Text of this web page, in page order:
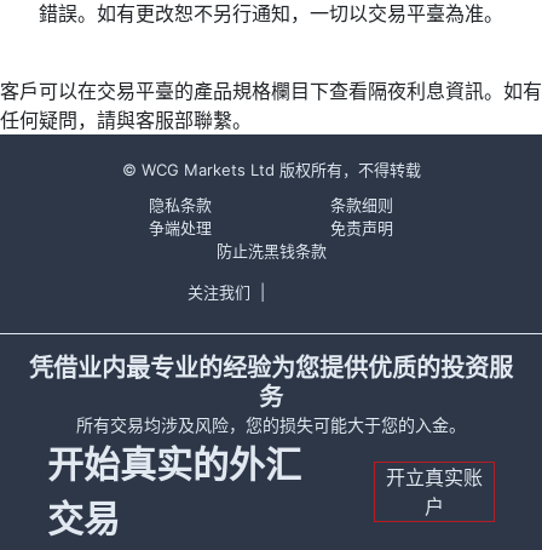
錯誤。如有更改恕不另行通知，一切以交易平臺為准。
客戶可以在交易平臺的產品規格欄目下查看隔夜利息資訊。如有
任何疑問，請與客服部聯繫。
© WCG Markets Ltd 版权所有，不得转载
隐私条款
条款细则
争端处理
免责声明
防止洗黑钱条款
关注我们
凭借业内最专业的经验为您提供优质的投资服
务
所有交易均涉及风险，您的损失可能大于您的入金。
开始真实的外汇
交易
开立真实账
户